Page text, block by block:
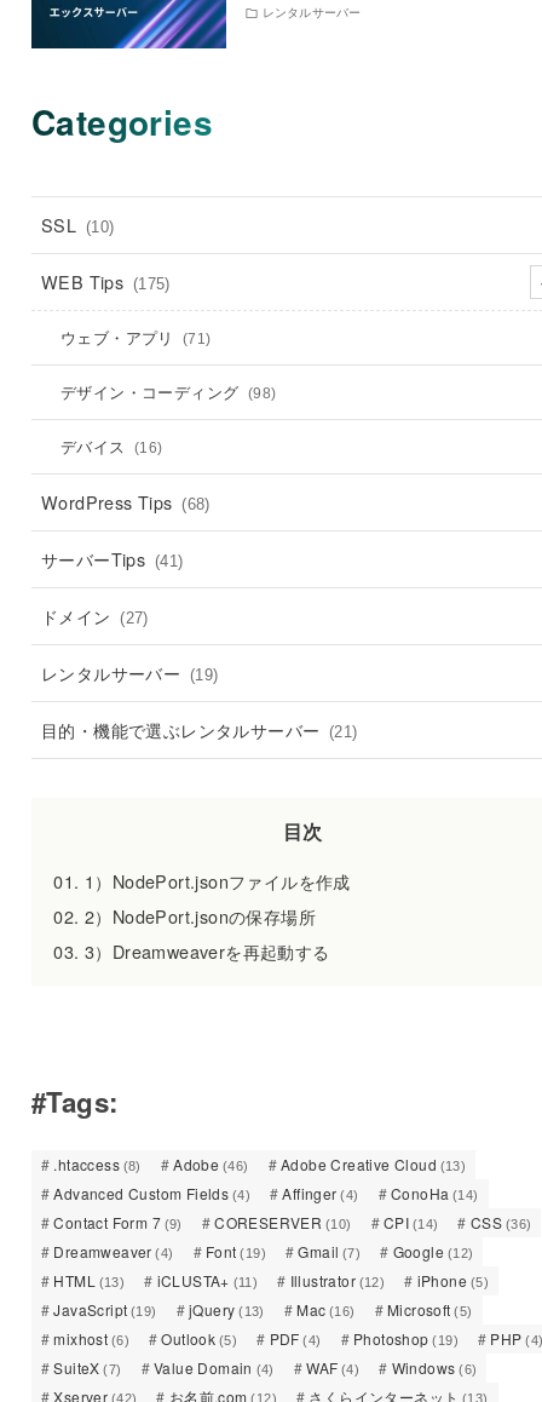
レンタルサーバー
Categories
SSL (10)
WEB Tips (175)
ウェブ・アプリ (71)
デザイン・コーディング (98)
デバイス (16)
WordPress Tips (68)
サーバーTips (41)
ドメイン (27)
レンタルサーバー (19)
目的・機能で選ぶレンタルサーバー (21)
目次
1）NodePort.jsonファイルを作成
2）NodePort.jsonの保存場所
3）Dreamweaverを再起動する
#Tags:
.htaccess (8) Adobe (46) Adobe Creative Cloud (13)
Advanced Custom Fields (4) Affinger (4) ConoHa (14)
Contact Form 7 (9) CORESERVER (10) CPI (14) CSS (36)
Dreamweaver (4) Font (19) Gmail (7) Google (12)
HTML (13) iCLUSTA+ (11) Illustrator (12) iPhone (5)
JavaScript (19) jQuery (13) Mac (16) Microsoft (5)
mixhost (6) Outlook (5) PDF (4) Photoshop (19) PHP
SuiteX (7) Value Domain (4) WAF (4) Windows (6)
Xserver (42) お名前.com (12) さくらインターネット (13)